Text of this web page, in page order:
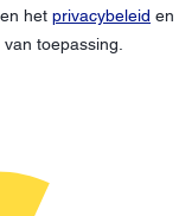
het privacybeleid en
toepassing.